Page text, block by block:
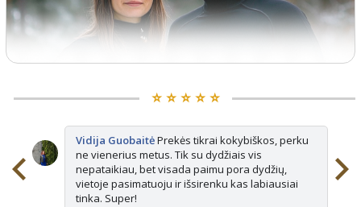
⭐️ ⭐️ ⭐️ ⭐️ ⭐️
Vidija GuobaitėPrekės tikrai kokybiškos, perku
ne vienerius metus. Tik su dydžiais vis
nepataikiau, bet visada paimu pora dydžių,
vietoje pasimatuoju ir išsirenku kas labiausiai
tinka. Super!